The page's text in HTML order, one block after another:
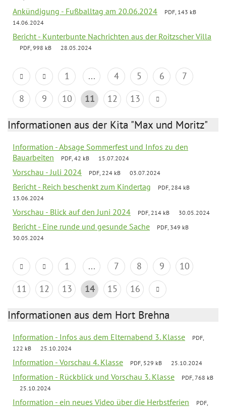
Ankündigung - Fußballtag am 20.06.2024
PDF, 143 kB
14.06.2024
Bericht - Kunterbunte Nachrichten aus der Roitzscher Villa
PDF, 998 kB 28.05.2024
1 ... 4 5 6
7
8
9 10 11 12 13
Informationen aus der Kita "Max und Moritz"
Information - Absage Sommerfest und Infos zu den
Bauarbeiten
PDF, 42 kB 15.07.2024
Vorschau - Juli 2024 PDF, 224 kB 03.07.2024
Bericht - Reich beschenkt zum Kindertag
PDF, 284 kB
13.06.2024
Vorschau - Blick auf den Juni 2024 PDF, 214 kB 30.05.2024
Bericht - Eine runde und gesunde Sache
PDF, 349 kB
30.05.2024
1 ... 7 8 9
10
11
12 13 14 15 16
Informationen aus dem Hort Brehna
Information - Infos aus dem Elternabend 3. Klasse
PDF,
122 kB
25.10.2024
Information - Vorschau 4. Klasse PDF, 529 kB 25.10.2024
Information - Rückblick und Vorschau 3. Klasse
PDF, 768 kB
25.10.2024
Information - ein neues Video über die Herbstferien
PDF,